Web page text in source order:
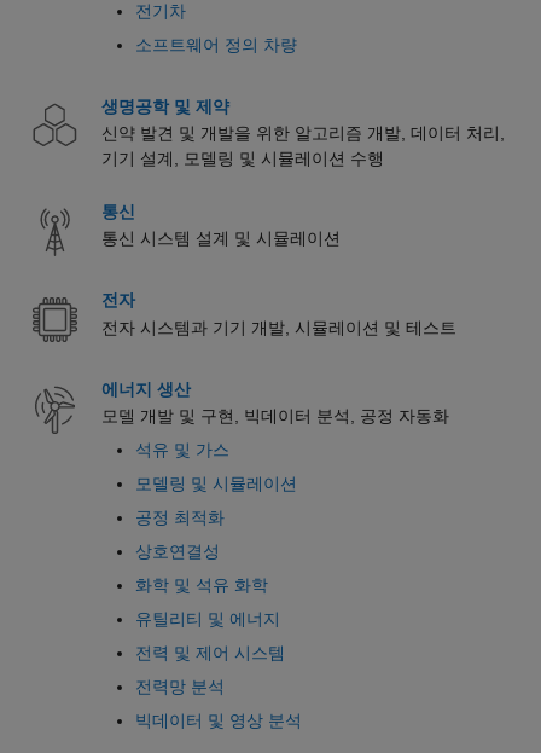
전기차
소프트웨어 정의 차량
생명공학 및 제약
신약 발견 및 개발을 위한 알고리즘 개발, 데이터 처리,
기기 설계, 모델링 및 시뮬레이션 수행
통신
통신 시스템 설계 및 시뮬레이션
전자
전자 시스템과 기기 개발, 시뮬레이션 및 테스트
에너지 생산
모델 개발 및 구현, 빅데이터 분석, 공정 자동화
석유 및 가스
모델링 및 시뮬레이션
공정 최적화
상호연결성
화학 및 석유 화학
유틸리티 및 에너지
전력 및 제어 시스템
전력망 분석
빅데이터 및 영상 분석